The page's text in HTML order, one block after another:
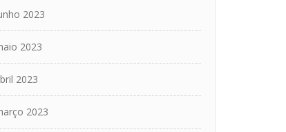
2023
2023
2023
2023